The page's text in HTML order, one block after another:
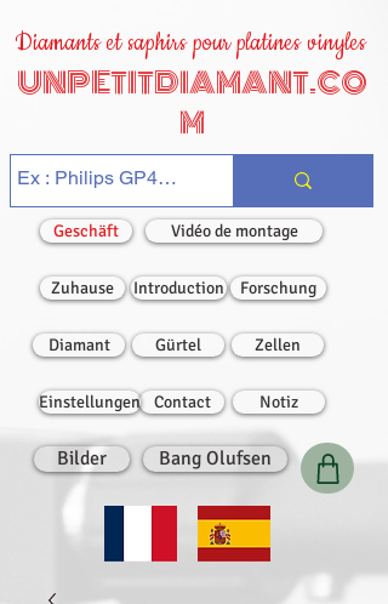
Diamants et saphirs pour platines vinyles
UNPETITDIAMANT.CO
M
Geschäft Vidéo de montage
Zuhause Introduction Forschung
Diamant Gürtel Zellen
Einstellungen Contact Notiz
Bilder Bang Olufsen